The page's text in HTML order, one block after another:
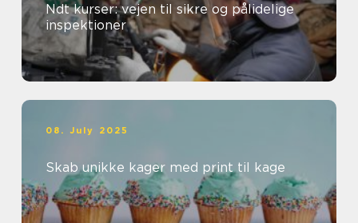
Ndt kurser: vejen til sikre og pålidelige
inspektioner
08. July 2025
Skab unikke kager med print til kage